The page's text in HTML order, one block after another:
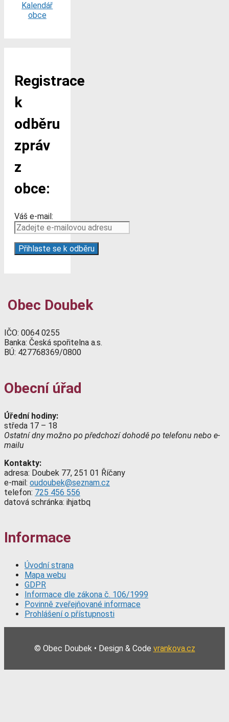
Kalendář
obce
Registrace
k
odběru
zpráv
z
obce:
Váš e-mail:
Obec Doubek
IČO: 0064 0255
Banka: Česká spořitelna a.s.
BÚ: 427768369/0800
Obecní úřad
Úřední hodiny:
středa 17 – 18
Ostatní dny možno po předchozí dohodě po telefonu nebo e-
mailu
Kontakty:
adresa: Doubek 77, 251 01 Říčany
e-mail: oudoubek@seznam.cz
telefon: 725 456 556
datová schránka: ihjatbq
Informace
Úvodní strana
Mapa webu
GDPR
Informace dle zákona č. 106/1999
Povinně zveřejňované informace
Prohlášení o přístupnosti
© Obec Doubek • Design & Code vrankova.cz